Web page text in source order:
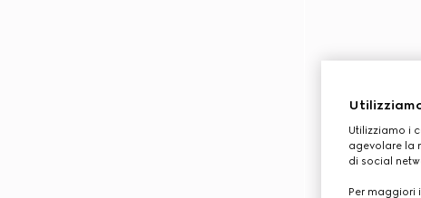
Utilizziamo i
agevolare la
di social
Per maggiori